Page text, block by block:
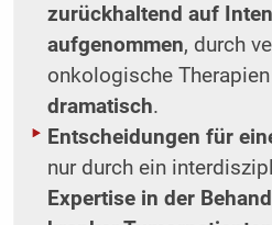
zurückhaltend auf
aufgenommen, durch
onkologische Therapien
dramatisch.
Entscheidungen für
nur durch ein
Expertise in der